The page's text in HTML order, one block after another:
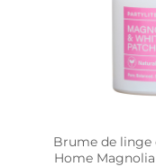
Brume de linge
Home